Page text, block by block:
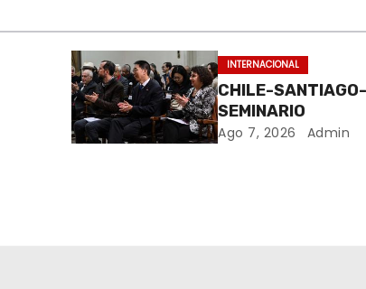
INTERNACIONAL
CHILE-
SEMINARIO
Ago 7, 2026 Admin